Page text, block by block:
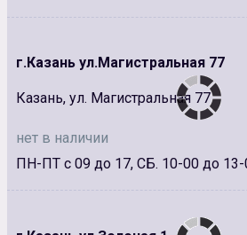
г.Казань ул.Магистральная 77
Казань, ул. Магистральная 77
нет в наличии
ПН-ПТ с 09 до 17, СБ. 10-00 до